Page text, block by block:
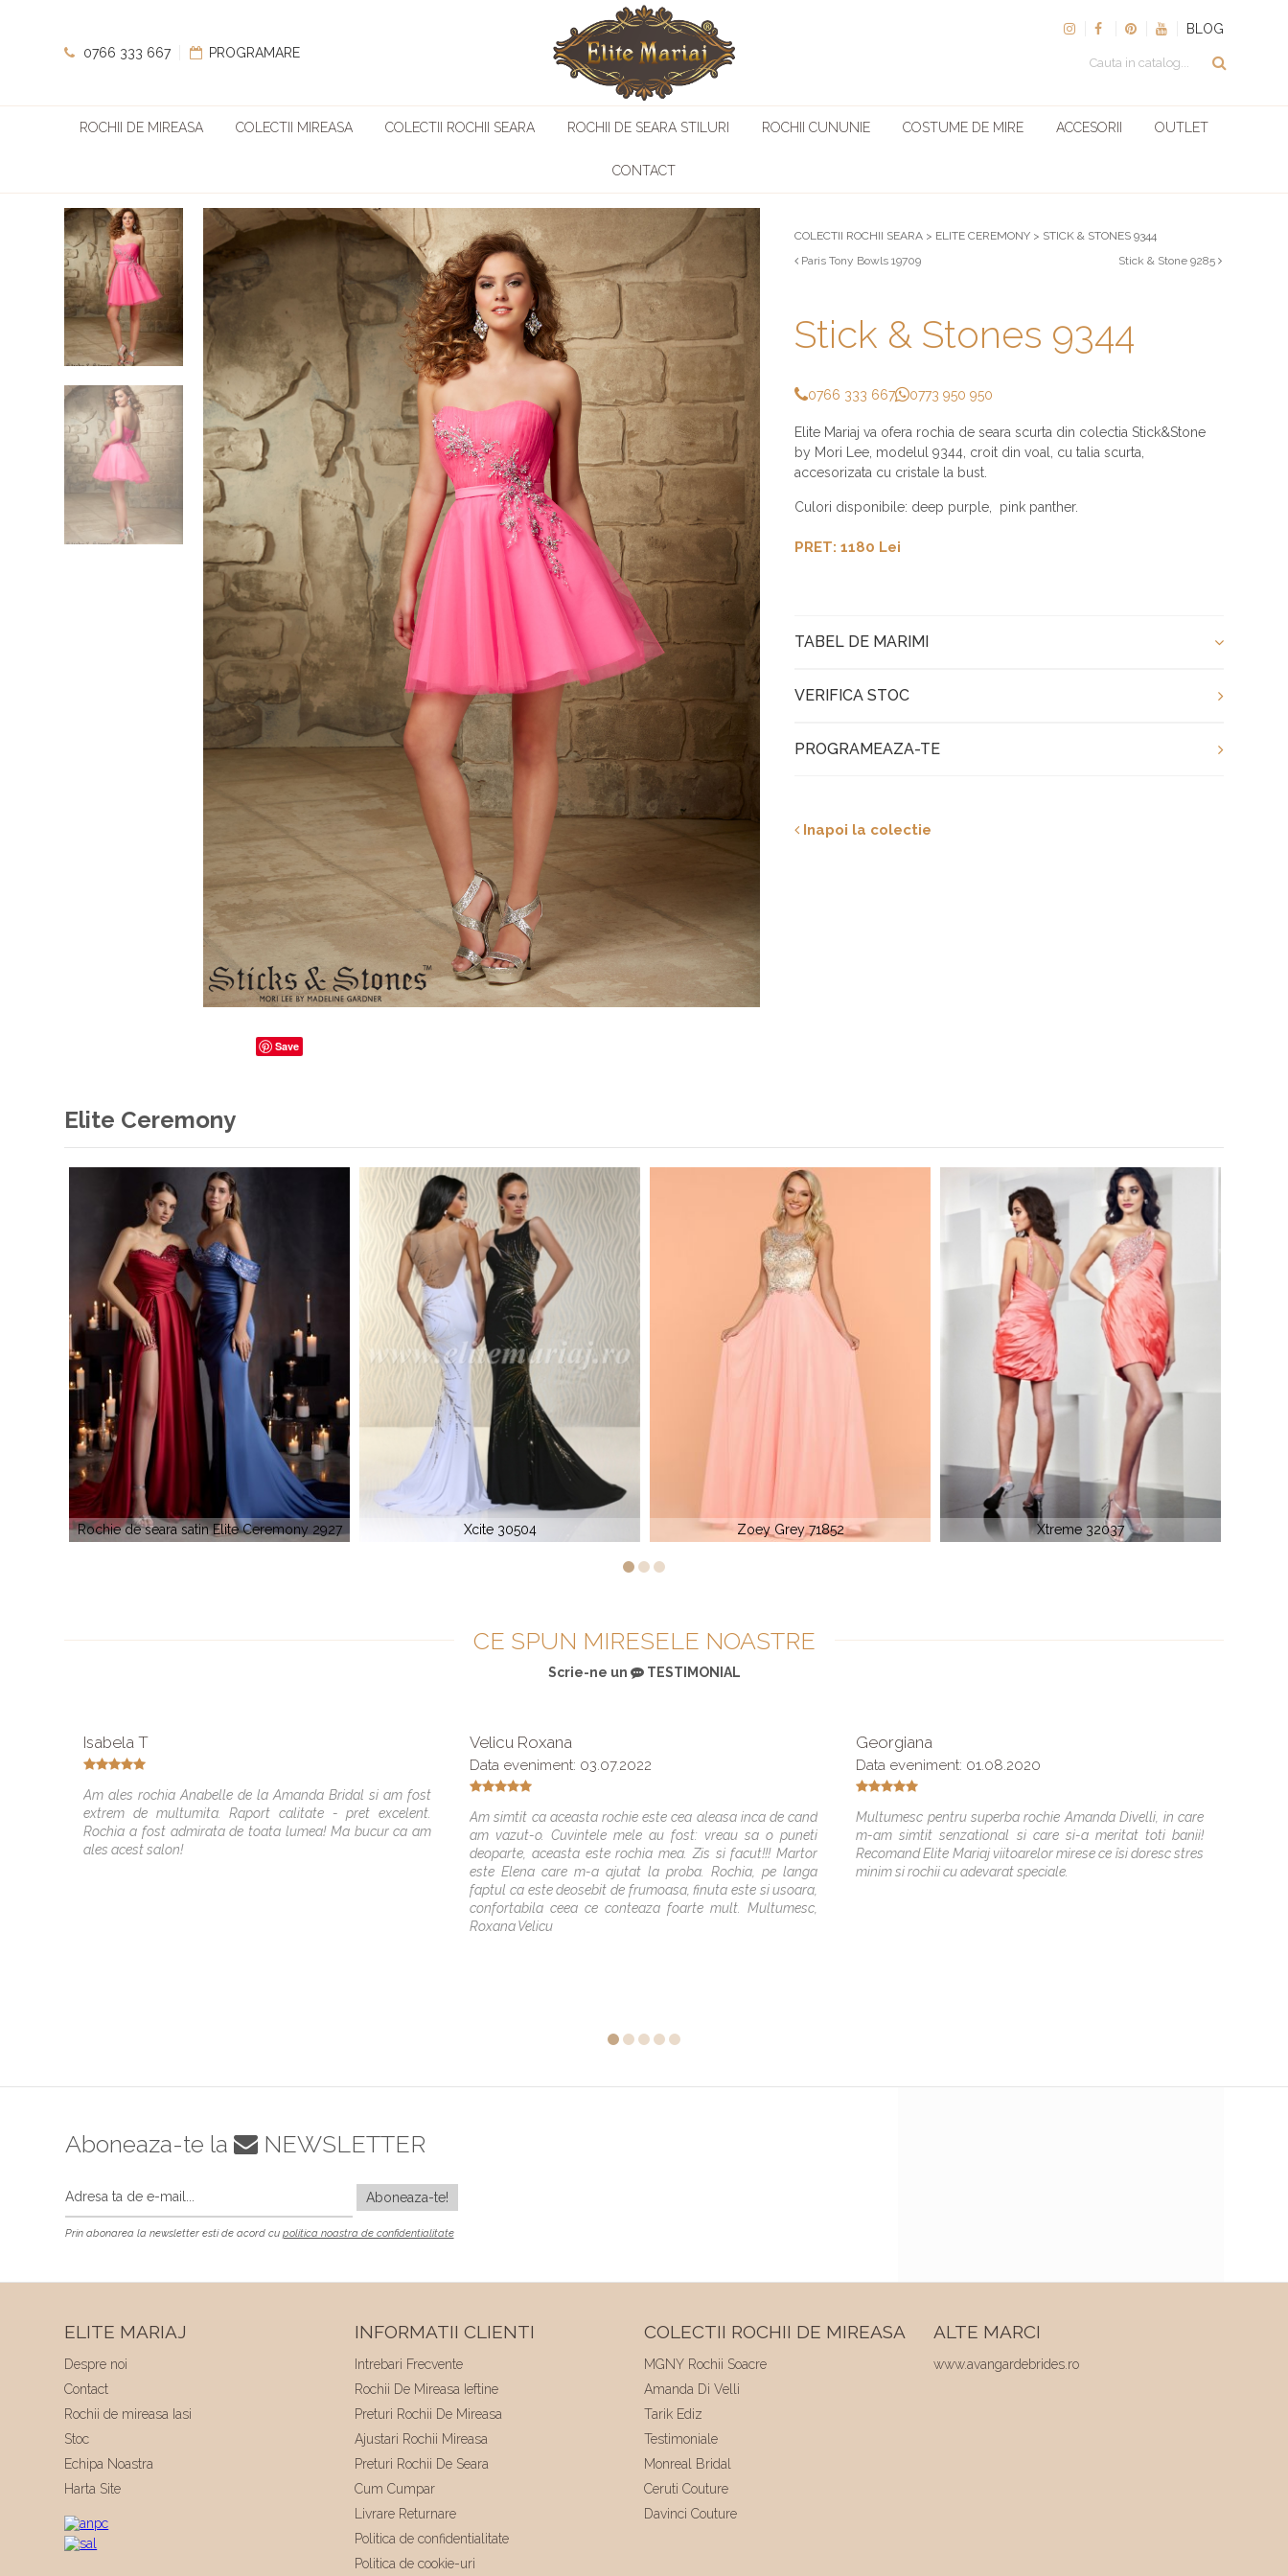
0766 333 667 PROGRAMARE
BLOG
ROCHII DE MIREASA COLECTII MIREASA COLECTII ROCHII SEARA ROCHII DE SEARA STILURI ROCHII CUNUNIE COSTUME DE MIRE ACCESORII OUTLET
CONTACT
COLECTII ROCHII SEARA > ELITE CEREMONY > STICK & STONES 9344
Paris Tony Bowls 19709
Stick & Stone 9285
Stick & Stones 9344
0766 333 667 0773 950 950
Elite Mariaj va ofera rochia de seara scurta din colectia Stick&Stone
by Mori Lee, modelul 9344, croit din voal, cu talia scurta,
accesorizata cu cristale la bust.
Culori disponibile: deep purple, pink panther.
PRET: 1180 Lei
TABEL DE MARIMI
VERIFICA STOC
PROGRAMEAZA-TE
Inapoi la colectie
Save
Elite Ceremony
Xcite 30504 Zoey Grey 71852 Xtreme 32037 Elite Ceremony 913
CE SPUN MIRESELE NOASTRE
Scrie-ne un TESTIMONIAL
Isabela T
Am ales rochia Anabelle de la Amanda Bridal si am fost
extrem de multumita. Raport calitate - pret excelent.
Rochia a fost admirata de toata lumea! Ma bucur ca am
ales acest salon!
Velicu Roxana
Data eveniment: 03.07.2022
Am simtit ca aceasta rochie este cea aleasa inca de cand
am vazut-o. Cuvintele mele au fost: vreau sa o puneti
deoparte, aceasta este rochia mea. Zis si facut!!! Martor
este Elena care m-a ajutat la proba. Rochia, pe langa
faptul ca este deosebit de frumoasa, finuta este si usoara,
confortabila ceea ce conteaza foarte mult. Multumesc,
Roxana Velicu
Georgiana
Data eveniment: 01.08.2020
Multumesc pentru superba rochie Amanda Divelli, in care
m-am simtit senzational si care si-a meritat toti banii!
Recomand Elite Mariaj viitoarelor mirese ce îsi doresc stres
minim si rochii cu adevarat speciale.
Aboneaza-te la NEWSLETTER
Prin abonarea la newsletter esti de acord cu politica noastra de confidentialitate
ELITE MARIAJ
Despre noi
Contact
Rochii de mireasa Iasi
Stoc
Echipa Noastra
Harta Site
INFORMATII CLIENTI
Intrebari Frecvente
Rochii De Mireasa Ieftine
Preturi Rochii De Mireasa
Ajustari Rochii Mireasa
Preturi Rochii De Seara
Cum Cumpar
Livrare Returnare
Politica de confidentialitate
Politica de cookie-uri
COLECTII ROCHII DE MIREASA
MGNY Rochii Soacre
Amanda Di Velli
Tarik Ediz
Testimoniale
Monreal Bridal
Ceruti Couture
Davinci Couture
ALTE MARCI
www.avangardebrides.ro